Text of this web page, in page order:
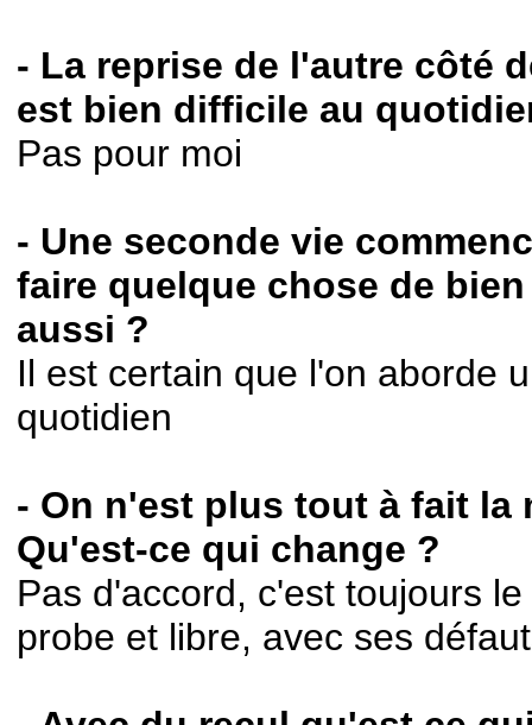
- La reprise de l'autre côté
est bien difficile au
Pas pour moi
- Une seconde vie
faire quelque chose de
aussi ?
Il est certain que l'on aborde
quotidien
- On n'est plus tout à fait la
Qu'est-ce qui change ?
Pas d'accord, c'est toujours
probe et libre, avec ses